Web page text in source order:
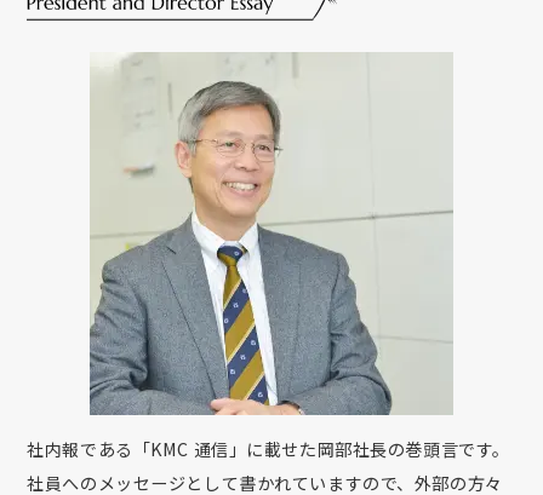
社内報である「KMC 通信」に載せた岡部社長の巻頭言です。
社員へのメッセージとして書かれていますので、外部の方々